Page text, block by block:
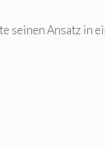
seinen Ansatz in